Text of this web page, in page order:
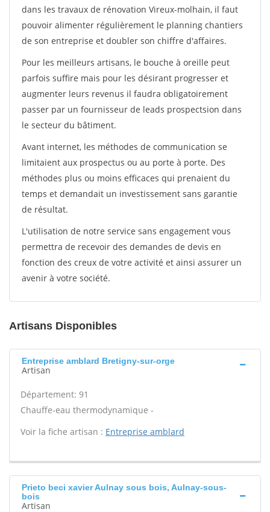
dans les travaux de rénovation Vireux-molhain, il faut
pouvoir alimenter régulièrement le planning chantiers
de son entreprise et doubler son chiffre d'affaires.
Pour les meilleurs artisans, le bouche à oreille peut
parfois suffire mais pour les désirant progresser et
augmenter leurs revenus il faudra obligatoirement
passer par un fournisseur de leads prospectsion dans
le secteur du bâtiment.
Avant internet, les méthodes de communication se
limitaient aux prospectus ou au porte à porte. Des
méthodes plus ou moins efficaces qui prenaient du
temps et demandait un investissement sans garantie
de résultat.
L'utilisation de notre service sans engagement vous
permettra de recevoir des demandes de devis en
fonction des creux de votre activité et ainsi assurer un
avenir à votre société.
Artisans Disponibles
Entreprise amblard Bretigny-sur-orge
Artisan
Département: 91
Chauffe-eau thermodynamique -
Voir la fiche artisan : Entreprise amblard
Prieto beci xavier Aulnay sous bois, Aulnay-sous-
bois
Artisan